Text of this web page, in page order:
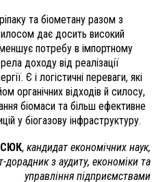
та біометану разом з
дає досить високий
потребу в імпортному
доходу від реалізації
Є і логістичні переваги, які
органічних відходів й силосу,
біомаси та більш ефективне
у біогазову інфраструктуру.
, кандидат економічних наук,
дорадник з аудиту, економіки та
управління підприємствами